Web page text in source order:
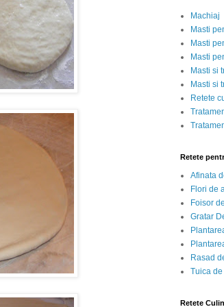
Machiaj
Masti
Masti
Masti
Masti si
Masti si
Retete
Retete
Afinata
Flori de
Foisor
Gratar
Rasad
Tuica
Retete